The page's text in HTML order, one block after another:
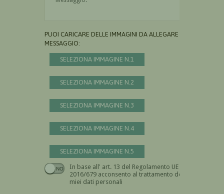
PUOI CARICARE DELLE IMMAGINI DA ALLEGARE AL
MESSAGGIO:
SELEZIONA IMMAGINE N.1
SELEZIONA IMMAGINE N.2
SELEZIONA IMMAGINE N.3
SELEZIONA IMMAGINE N.4
SELEZIONA IMMAGINE N.5
In base all' art. 13 del Regolamento UE n.
2016/679 acconsento al trattamento dei
miei dati personali
Devi dare il consenso